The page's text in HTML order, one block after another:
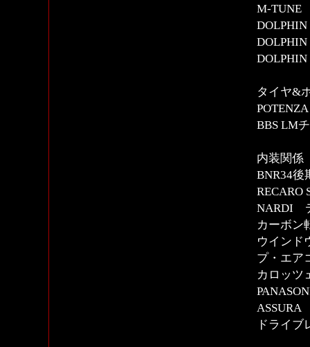
M-TUNE
タイヤ&
BBS LM
内装関係
BNR34
NARDI
カーボン
ウインド
プ・エア
カロッ
ASSURA
ドライブ